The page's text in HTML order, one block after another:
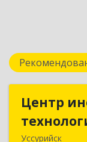
Центр
Уссурийск